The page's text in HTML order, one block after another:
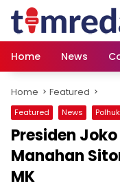
content
Home
News
Home Featured
Featured News
Presiden
Manahan
MK